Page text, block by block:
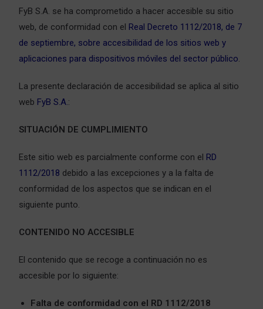
FyB S.A. se ha comprometido a hacer accesible su sitio
web, de conformidad con el Real Decreto 1112/2018, de 7
de septiembre, sobre accesibilidad de los sitios web y
aplicaciones para dispositivos móviles del sector público.
La presente declaración de accesibilidad se aplica al sitio
web FyB S.A.:
SITUACIÓN DE CUMPLIMIENTO
Este sitio web es parcialmente conforme con el RD
1112/2018 debido a las excepciones y a la falta de
conformidad de los aspectos que se indican en el
siguiente punto.
CONTENIDO NO ACCESIBLE
El contenido que se recoge a continuación no es
accesible por lo siguiente:
Falta de conformidad con el RD 1112/2018